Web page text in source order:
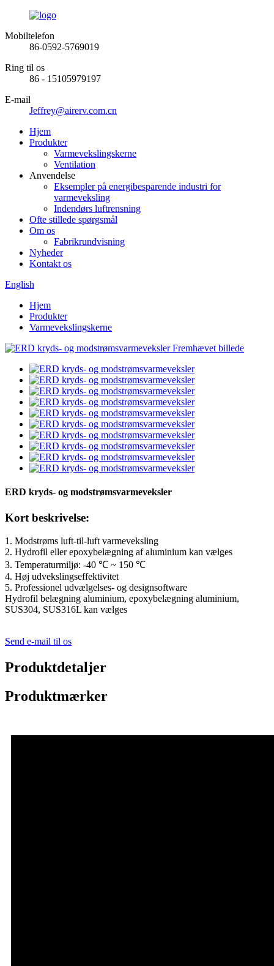
Mobiltelefon
86-0592-5769019
Ring til os
86 - 15105979197
E-mail
Jeffrey@airerv.com.cn
Hjem
Produkter
Varmevekslingskerne
Ventilation
Anvendelse
Eksempler på energibesparende industri for
varmeveksling
Indendørs luftrensning
Ofte stillede spørgsmål
Om os
Fabrikrundvisning
Nyheder
Kontakt os
English
Hjem
Produkter
Varmevekslingskerne
ERD kryds- og modstrømsvarmeveksler
Kort beskrivelse:
1. Modstrøms luft-til-luft varmeveksling
2. Hydrofil eller epoxybelægning af aluminium kan vælges
3. Temperaturmiljø: -40 ℃ ~ 150 ℃
4. Høj udvekslingseffektivitet
5. Professionel udvælgelses- og designsoftware
Hydrofil belægning aluminium, epoxybelægning aluminium,
SUS304, SUS316L kan vælges
Send e-mail til os
Produktdetaljer
Produktmærker